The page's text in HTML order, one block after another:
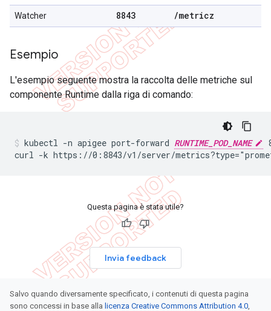
Watcher 8843 /metricz
Esempio
L'esempio seguente mostra la raccolta delle metriche sul
componente Runtime dalla riga di comando:
kubectl -n apigee port-forward RUNTIME_POD_NAME
curl -k https://0:8843/v1/server/
Questa pagina è stata utile?
Invia feedback
Salvo quando diversamente specificato, i contenuti di questa pagina
sono concessi in base alla licenza Creative Commons Attribution 4.0,